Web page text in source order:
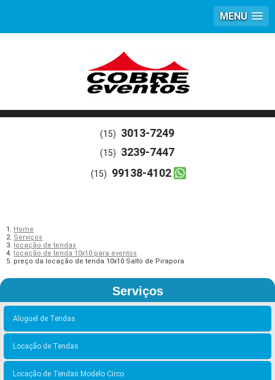
MENU
(15) 3013-7249
(15) 3239-7447
(15) 99138-4102
Home
Serviços
locação de tendas
locação de tenda 10x10 para eventos
preço da locação de tenda 10x10 Salto de Pirapora
Serviços
Aluguel de Tendas
Locação de Tendas
Locação de Tendas Modelo Circo